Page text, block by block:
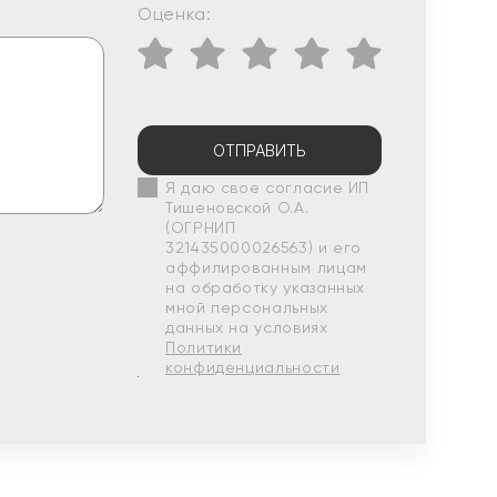
Оценка:
ОТПРАВИТЬ
Я даю свое согласие ИП
Тишеновской О.А.
(ОГРНИП
321435000026563) и его
аффилированным лицам
на обработку указанных
мной персональных
данных на условиях
Политики
конфиденциальности